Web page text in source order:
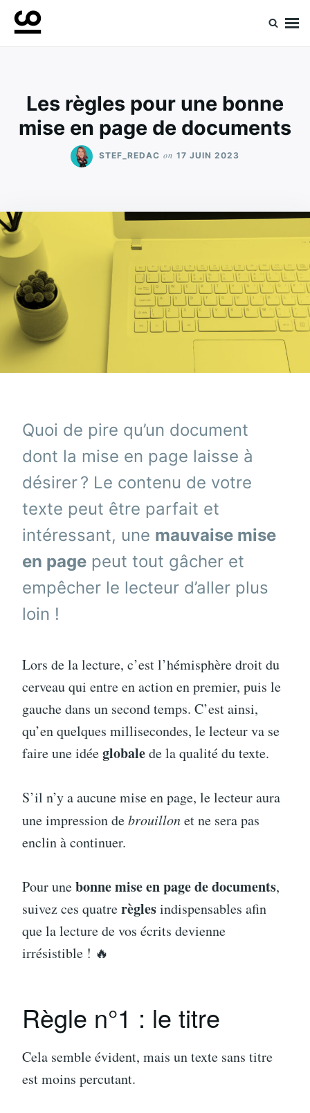
SkipSearch
for:
Les règles pour une bonne
mise en page de documents
STEF_REDAC on 17 JUIN 2023
Quoi de pire qu’un document
dont la mise en page laisse à
désirer ? Le contenu de votre
texte peut être parfait et
intéressant, une mauvaise mise
en page peut tout gâcher et
empêcher le lecteur d’aller plus
loin !
Lors de la lecture, c’est l’hémisphère droit du
cerveau qui entre en action en premier, puis le
gauche dans un second temps. C’est ainsi,
qu’en quelques millisecondes, le lecteur va se
faire une idéeglobalede la qualité du texte.
S’il n’y a aucune mise en page, le lecteur aura
une impression debrouillonet ne sera pas
enclin à continuer.
Pour unebonne mise en page de documents,
suivez ces quatrerèglesindispensables afin
que la lecture de vos écrits devienne
irrésistible ! 🔥
Règle n°1 : le titre
Cela semble évident, mais un texte sans titre
est moins percutant.